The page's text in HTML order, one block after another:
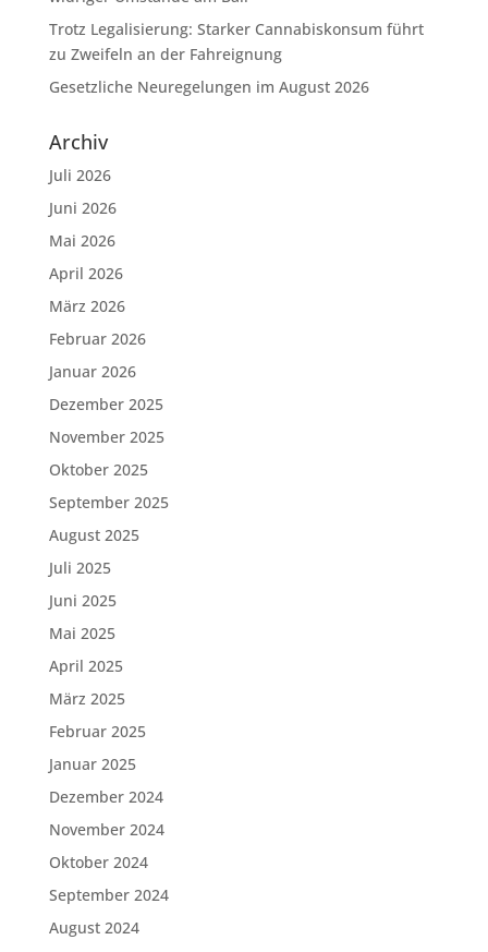
Trotz Legalisierung: Starker Cannabiskonsum führt
zu Zweifeln an der Fahreignung
Gesetzliche Neuregelungen im August 2026
Archiv
Juli 2026
Juni 2026
Mai 2026
April 2026
März 2026
Februar 2026
Januar 2026
Dezember 2025
November 2025
Oktober 2025
September 2025
August 2025
Juli 2025
Juni 2025
Mai 2025
April 2025
März 2025
Februar 2025
Januar 2025
Dezember 2024
November 2024
Oktober 2024
September 2024
August 2024